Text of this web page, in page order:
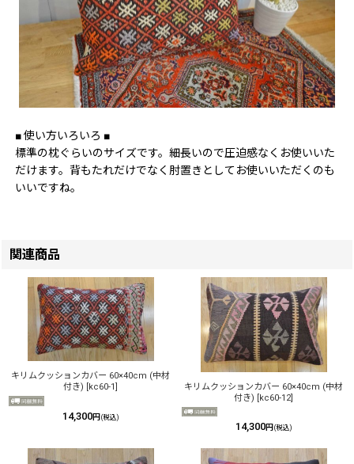
■ 使い方いろいろ ■
標準の枕ぐらいのサイズです。細長いので圧迫感なくお使いいた
だけます。背もたれだけでなく肘置きとしてお使いいただくのも
いいですね。
関連商品
キリムクッションカバー 60×40cm (中材
付き) [kc60-1]
14,300円 (税込)
キリムクッションカバー 60×40cm (中材
付き) [kc60-12]
14,300円 (税込)